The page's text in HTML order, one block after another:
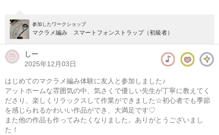
東京 （東横線）学芸大学駅から徒歩14分
他日程あり
参加したワークショップ
マクラメ編み スマートフォンストラップ（初級者）
しー
2025年12月03日
はじめてのマクラメ編み体験に友人と参加しました♪
アットホームな雰囲気の中、気さくで優しい先生が丁寧に教えてく
ださり、楽しくリラックスして作業ができました☆初心者でも季節
を感じられるかわいい作品ができ、大満足です♡
また他の作品も作ってみたくなりました。ありがとうございまし
た！